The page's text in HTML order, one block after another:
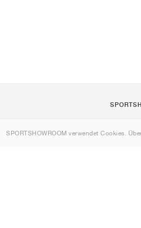
SPORTSHOWROOM verwendet Cookies.
Kontakt